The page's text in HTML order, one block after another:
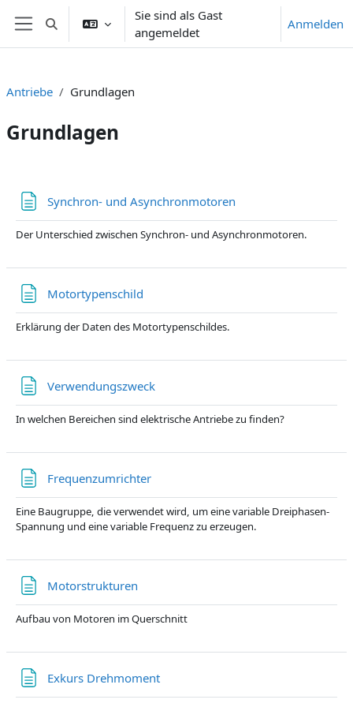
Zum Hauptinhalt
Website-Übersicht
Sucheingabe umschalten
Sie sind als Gast
angemeldet
Anmelden
Antriebe Grundlagen
Grundlagen
Synchron- und Asynchronmotoren
Der Unterschied zwischen Synchron- und Asynchronmotoren.
Motortypenschild
Erklärung der Daten des Motortypenschildes.
VerwendungszweckTextseite
In welchen Bereichen sind elektrische Antriebe zu finden?
FrequenzumrichterTextseite
Eine Baugruppe, die verwendet wird, um eine variable Dreiphasen-
Spannung und eine variable Frequenz zu erzeugen.
Motorstrukturen
Aufbau von Motoren im Querschnitt
Exkurs DrehmomentTextseite